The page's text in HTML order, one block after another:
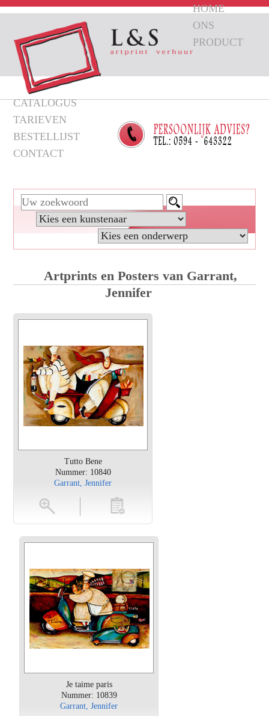
HOME
ONS
PRODUCT
CATALOGUS
TARIEVEN
BESTELLIJST
CONTACT
Artprints en Posters van Garrant,
Jennifer
Tutto Bene
Nummer: 10840
Garrant, Jennifer
toevoegen
Je taime paris
Nummer: 10839
Garrant, Jennifer